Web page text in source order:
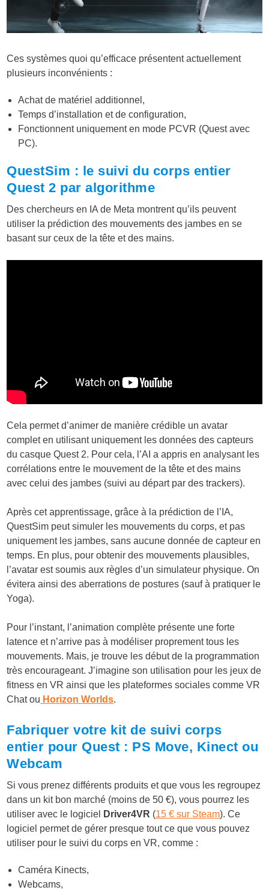
Ces systèmes quoi qu’efficace présentent actuellement
plusieurs inconvénients :
Achat de matériel additionnel,
Temps d’installation et de configuration,
Fonctionnent uniquement en mode PCVR (Quest avec
PC).
QuestSim : le suivi du corps entier
Quest 2 par algorithme
Des chercheurs en IA de Meta montrent qu’ils peuvent
utiliser la prédiction des mouvements des jambes en se
basant sur ceux de la tête et des mains.
Cela permet d’animer de manière crédible un avatar
complet en utilisant uniquement les données des capteurs
du casque Quest 2. Pour cela, l’AI a appris en analysant les
corrélations entre le mouvement de la tête et des mains
avec celui des jambes (suivi au départ par des trackers).
Après cet apprentissage, grâce à la prédiction de l’IA,
QuestSim peut simuler les mouvements du corps, et pas
uniquement les jambes, sans aucune donnée de capteur en
temps. En plus, pour obtenir des mouvements plausibles,
l’avatar est soumis aux règles d’un simulateur physique. On
évitera ainsi des aberrations de postures (sauf à pratiquer le
Yoga).
Pour l’instant, l’animation complète présente une forte
latence et n’arrive pas à modéliser proprement tous les
mouvements. Mais, je trouve les début de la programmation
très encourageant. J’imagine son utilisation pour les jeux de
fitness en VR ainsi que les plateformes sociales comme VR
Chat ou Horizon Worlds.
Fabriquer votre kit de suivi corps
entier pour Quest : PS Move, Kinect ou
Webcam
Si vous prenez différents produits et que vous les regroupez
dans un kit bon marché (moins de 50 €), vous pourrez les
utiliser avec le logiciel
Driver4VR (15 € sur Steam). Ce
logiciel permet de gérer presque tout ce que vous pouvez
utiliser pour le suivi du corps en VR, comme :
Caméra Kinects,
Webcams,